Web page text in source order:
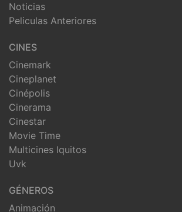
Noticias
Peliculas Anteriores
CINES
Cinemark
Cineplanet
Cinépolis
Cinerama
Cinestar
Movie Time
Multicines Iquitos
Uvk
GÉNEROS
Animación